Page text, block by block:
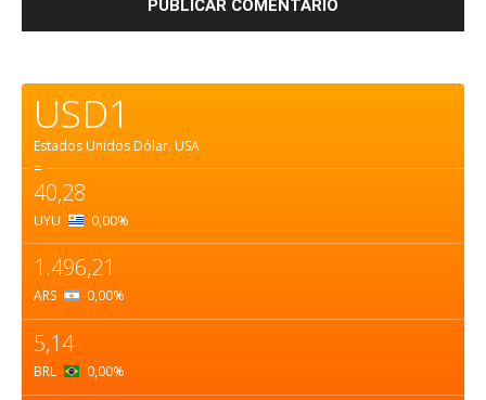
USD1
Estados Unidos Dólar. USA
=
40,28
UYU 0,00%
1.496,21
ARS 0,00%
5,14
BRL 0,00%